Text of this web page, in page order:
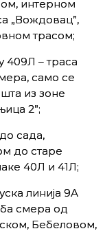
интерном
„Вождовац”,
трасом;
409Л – траса
само се
из зоне
2”;
сада,
до старе
40Л и 41Л;
линија 9А
смера од
Бебеловом,